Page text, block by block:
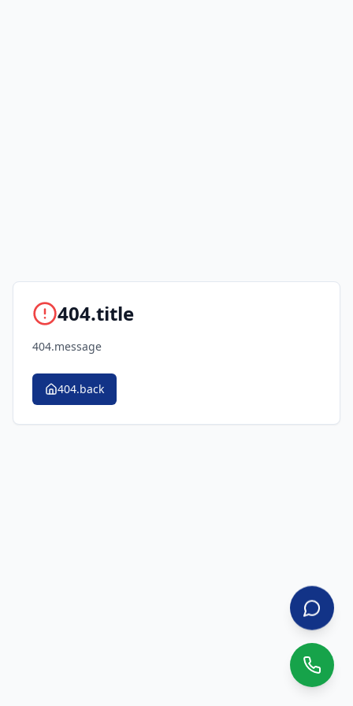
404.title
404.message
404.back